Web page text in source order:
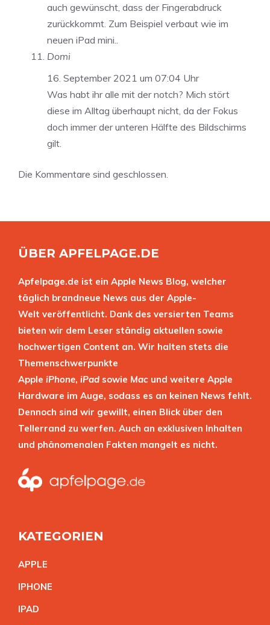
auch gewünscht, dass der Fingerabdruck
zurückkommt. Zum Beispiel verbaut wie im
neuen iPad mini..
Domi
16. September 2021 um 07:04 Uhr
Was habt ihr alle mit der notch? Mich stört
diese im Alltag überhaupt nicht, da der Fokus
doch immer der unteren Hälfte des Bildschirms
gilt.
Die Kommentare sind geschlossen.
ÜBER APFELPAGE.DE
Apfelpage.de ist ein Apple News Blog, welcher
täglich brandneue News aus der Apple-
Welt veröffentlicht. Dank des versierten Teams
bieten wir dem Leser ständig aktuellen sowie
hochwertigen Content an. Wir halten stets die
Themenschwerpunkte
Apple iPhone, iPad sowie Mac und weitere Apple
Hardware im Auge, sodass es an keinen News fehlt.
Dennoch sind wir gewillt, einen Blick über den
Tellerrand zu werfen. Auch an exklusiven Inhalten
und phänomenalen Fakten mangelt es nicht.
KATEGORIEN
APPLE
IPHONE
IPAD